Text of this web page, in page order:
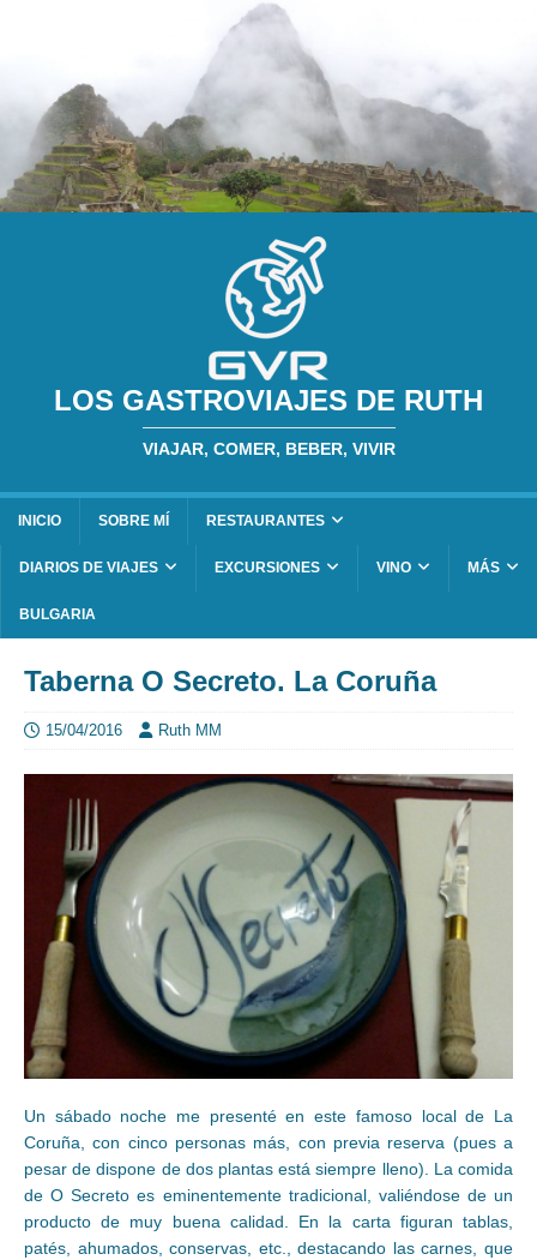
LOS GASTROVIAJES DE RUTH
VIAJAR, COMER, BEBER, VIVIR
INICIO SOBRE MÍ RESTAURANTES
DIARIOS DE VIAJES EXCURSIONES VINO MÁS
BULGARIA
Taberna O Secreto. La Coruña
15/04/2016 Ruth MM
Un sábado noche me presenté en este famoso local de La
Coruña, con cinco personas más, con previa reserva (pues a
pesar de dispone de dos plantas está siempre lleno). La comida
de O Secreto es eminentemente tradicional, valiéndose de un
producto de muy buena calidad. En la carta figuran tablas,
patés, ahumados, conservas, etc., destacando las carnes, que